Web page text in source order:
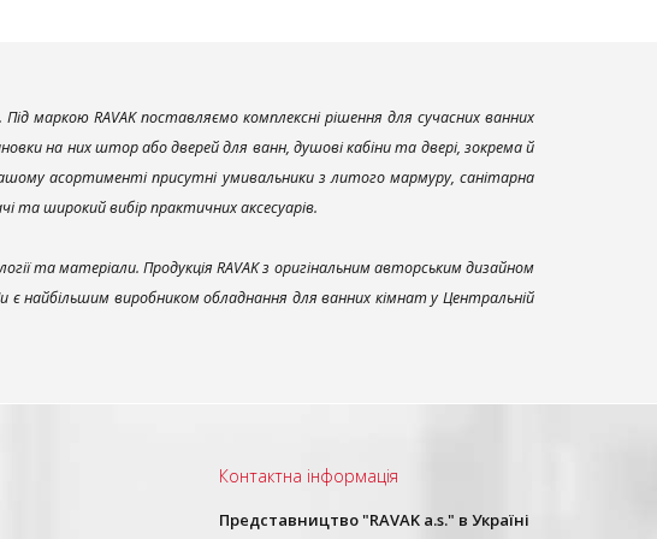
маркою RAVAK поставляємо комплексні рішення для сучасних ванних
на них штор або дверей для ванн, душові кабіни та двері, зокрема й
асортименті присутні умивальники з литого мармуру, санітарна
та широкий вибір практичних аксесуарів.
та матеріали. Продукція RAVAK з оригінальним авторським дизайном
є найбільшим виробником обладнання для ванних кімнат у Центральній
Контактна інформація
Представництво "RAVAK a.s." в Україні